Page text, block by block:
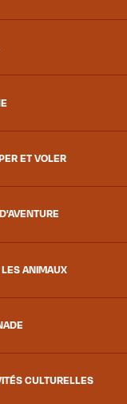
ET VOLER
ANIMAUX
CULTURELLES